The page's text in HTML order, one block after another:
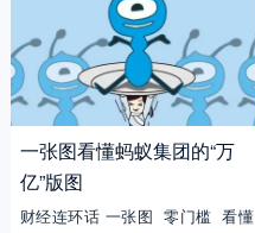
一张图看懂蚂蚁集团的“万
亿”版图
财经连环话 一张图 零门槛 看懂